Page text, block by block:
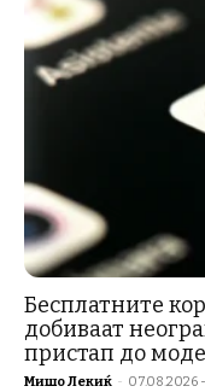
Бесплатните
добиваат
пристап до
Мишо Лекиќ - 07.08.2026